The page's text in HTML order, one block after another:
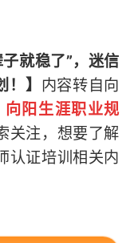
子就稳了”，迷信
】
内容转自向
向阳生涯职业规
关注，想要了解
认证培训相关内